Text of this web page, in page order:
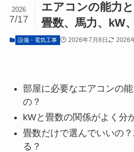
エアコンの能力と
畳数、馬力、kW
2026
7/17
設備・電気工事 2026年7月8日 2026
部屋に必要なエアコンの
の？
kWと畳数の関係がよく分
畳数だけで選んでいいの
る？